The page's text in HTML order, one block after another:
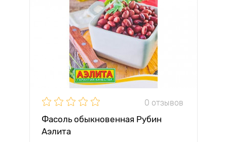
0 отзывов
Фасоль обыкновенная Рубин
Аэлита